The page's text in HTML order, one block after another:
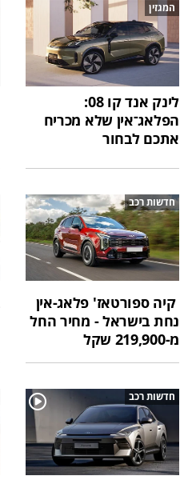
המגזין
לינק אנד קו 08:
הפלאג־אין שלא מכריח
אתכם לבחור
חדשות רכב
קיה ספורטאז' פלאג-אין
נחת בישראל - מחיר החל
מ-219,900 שקל
חדשות רכב